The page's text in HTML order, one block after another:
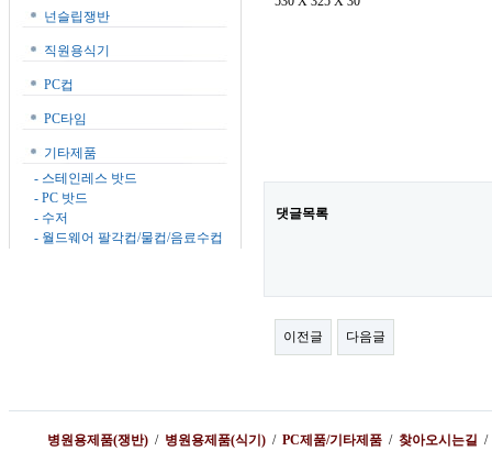
넌슬립쟁반
직원용식기
PC컵
PC타임
기타제품
- 스테인레스 밧드
- PC 밧드
- 수저
- 월드웨어 팔각컵/물컵/음료수컵
댓글목록
이전글 다음글
병원용제품(쟁반) / 병원용제품(식기) / PC제품/기타제품 / 찾아오시는길